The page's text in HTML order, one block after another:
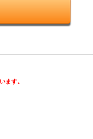
ます。